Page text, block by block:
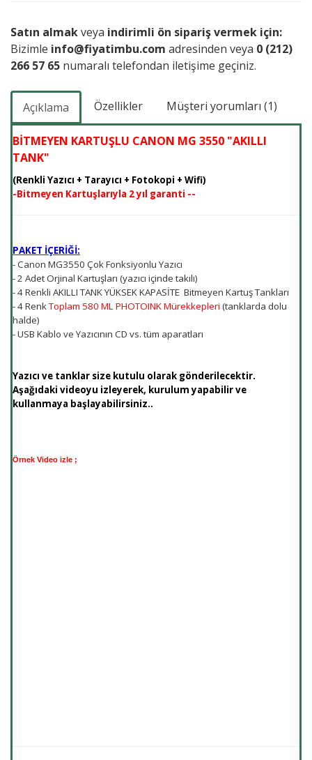
Satın almakveya indirimli ön sipariş vermek için:
Bizimle info@fiyatimbu.com adresinden veya 0 (212)
266 57 65 numaralı telefondan iletişime geçiniz.
Açıklama Özellikler Müşteri yorumları (1)
BİTMEYEN KARTUŞLU CANON MG 3550 "AKILLI
TANK"
(Renkli Yazıcı + Tarayıcı + Fotokopi + Wifi)
-Bitmeyen Kartuşlarıyla 2 yıl garanti --
PAKET İÇERİĞİ:
- Canon MG3550 Çok Fonksiyonlu Yazıcı
- 2 Adet Orjinal Kartuşları (yazıcı içinde takılı)
- 4 Renkli AKILLI TANK YÜKSEK KAPASİTE Bitmeyen Kartuş Tankları
- 4 RenkToplam 580 ML PHOTOINK Mürekkepleri (tanklarda dolu
halde)
- USB Kablo ve Yazıcının CD vs. tüm aparatları
Yazıcı ve tanklar size kutulu olarak gönderilecektir.
Aşağıdaki videoyu izleyerek, kurulum yapabilir ve
kullanmaya başlayabilirsiniz..
Örnek Video izle ;